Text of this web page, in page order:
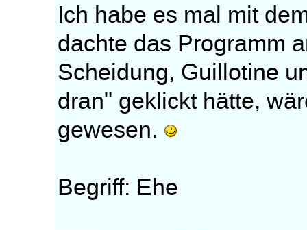
Ich habe es mal mit
dachte das Programm
Scheidung, Guillotine
dran" geklickt hätte,
gewesen.
Begriff: Ehe